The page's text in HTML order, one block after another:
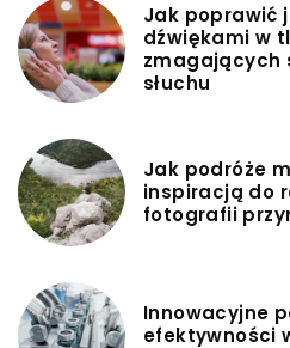
Jak poprawić
dźwiękami w
zmagających
słuchu
Jak podróże
inspiracją do
fotografii
Innowacyjne
efektywności